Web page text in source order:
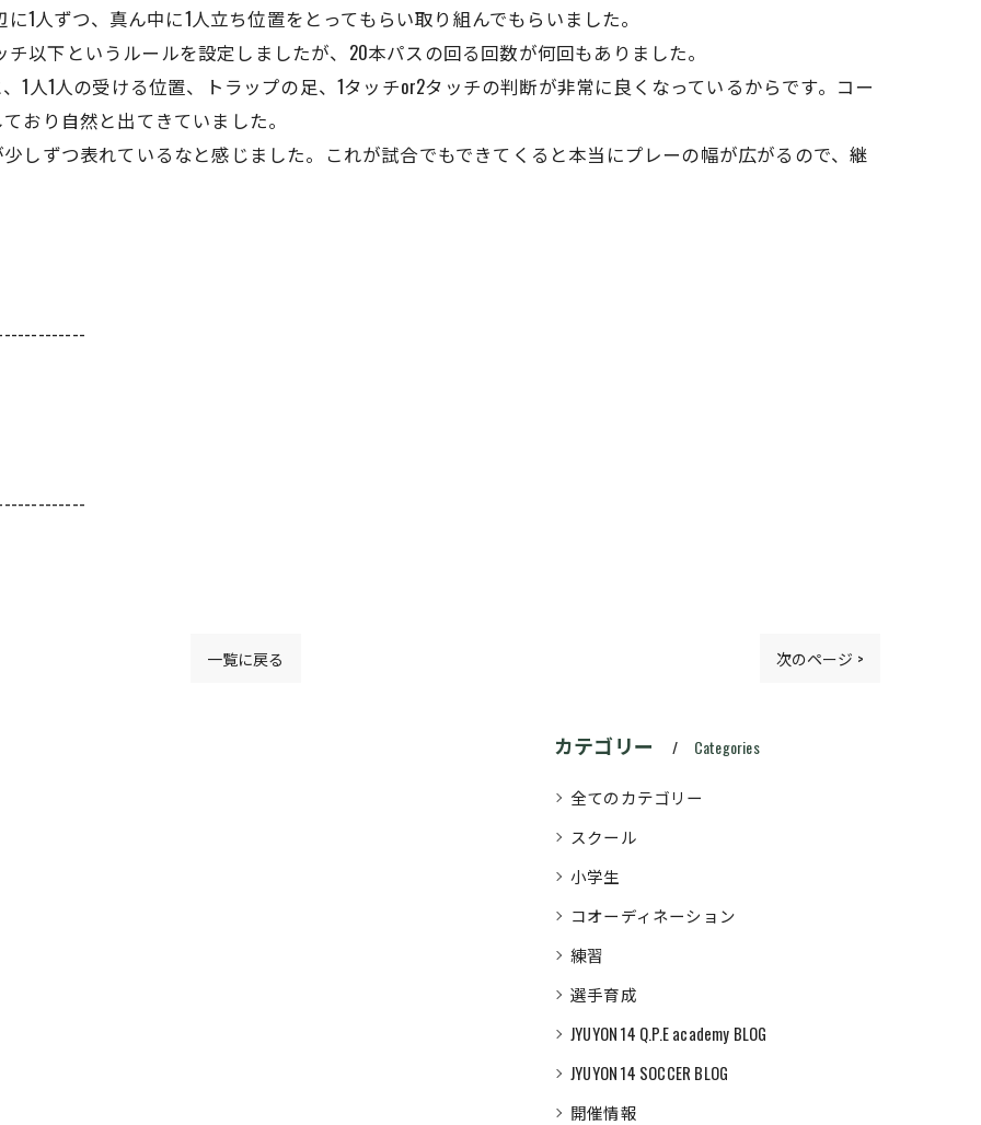
1人ずつ、真ん中に1人立ち位置をとってもらい取り組んでもらいました。
チ以下というルールを設定しましたが、20本パスの回る回数が何回もありました。
1人1人の受ける位置、トラップの足、1タッチor2タッチの判断が非常に良くなっているからです。コー
おり自然と出てきていました。
しずつ表れているなと感じました。これが試合でもできてくると本当にプレーの幅が広がるので、継
一覧に戻る 次のページ >
カテゴリー Categories
全てのカテゴリー
スクール
小学生
コオーディネーション
練習
選手育成
JYUYON 14 Q.P.E academy BLOG
JYUYON 14 SOCCER BLOG
開催情報